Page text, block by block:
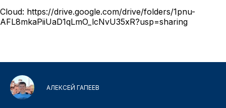
Cloud: https://drive.google.com/drive/folders/1pnu-
AFL8mkaPiiUaD1qLmO_lcNvU35xR?usp=sharing
АЛЕКСЕЙ ГАПЕЕВ